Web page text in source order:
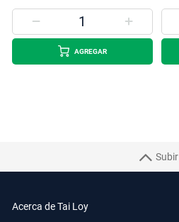
AGREGAR
Subir
Acerca de Tai Loy